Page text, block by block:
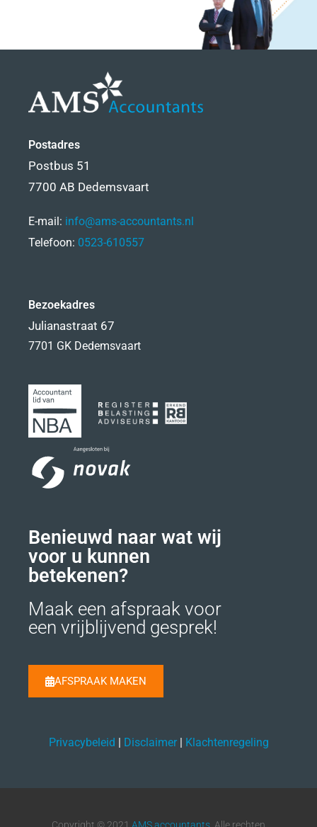
Postadres
Postbus 51
7700 AB Dedemsvaart
E-mail: info@ams-accountants.nl
Telefoon: 0523-610557
Bezoekadres
Julianastraat 67
7701 GK Dedemsvaart
Benieuwd naar wat wij
voor u kunnen
betekenen?
Maak een afspraak voor
een vrijblijvend gesprek!
AFSPRAAK MAKEN
Privacybeleid | Disclaimer| Klachtenregeling